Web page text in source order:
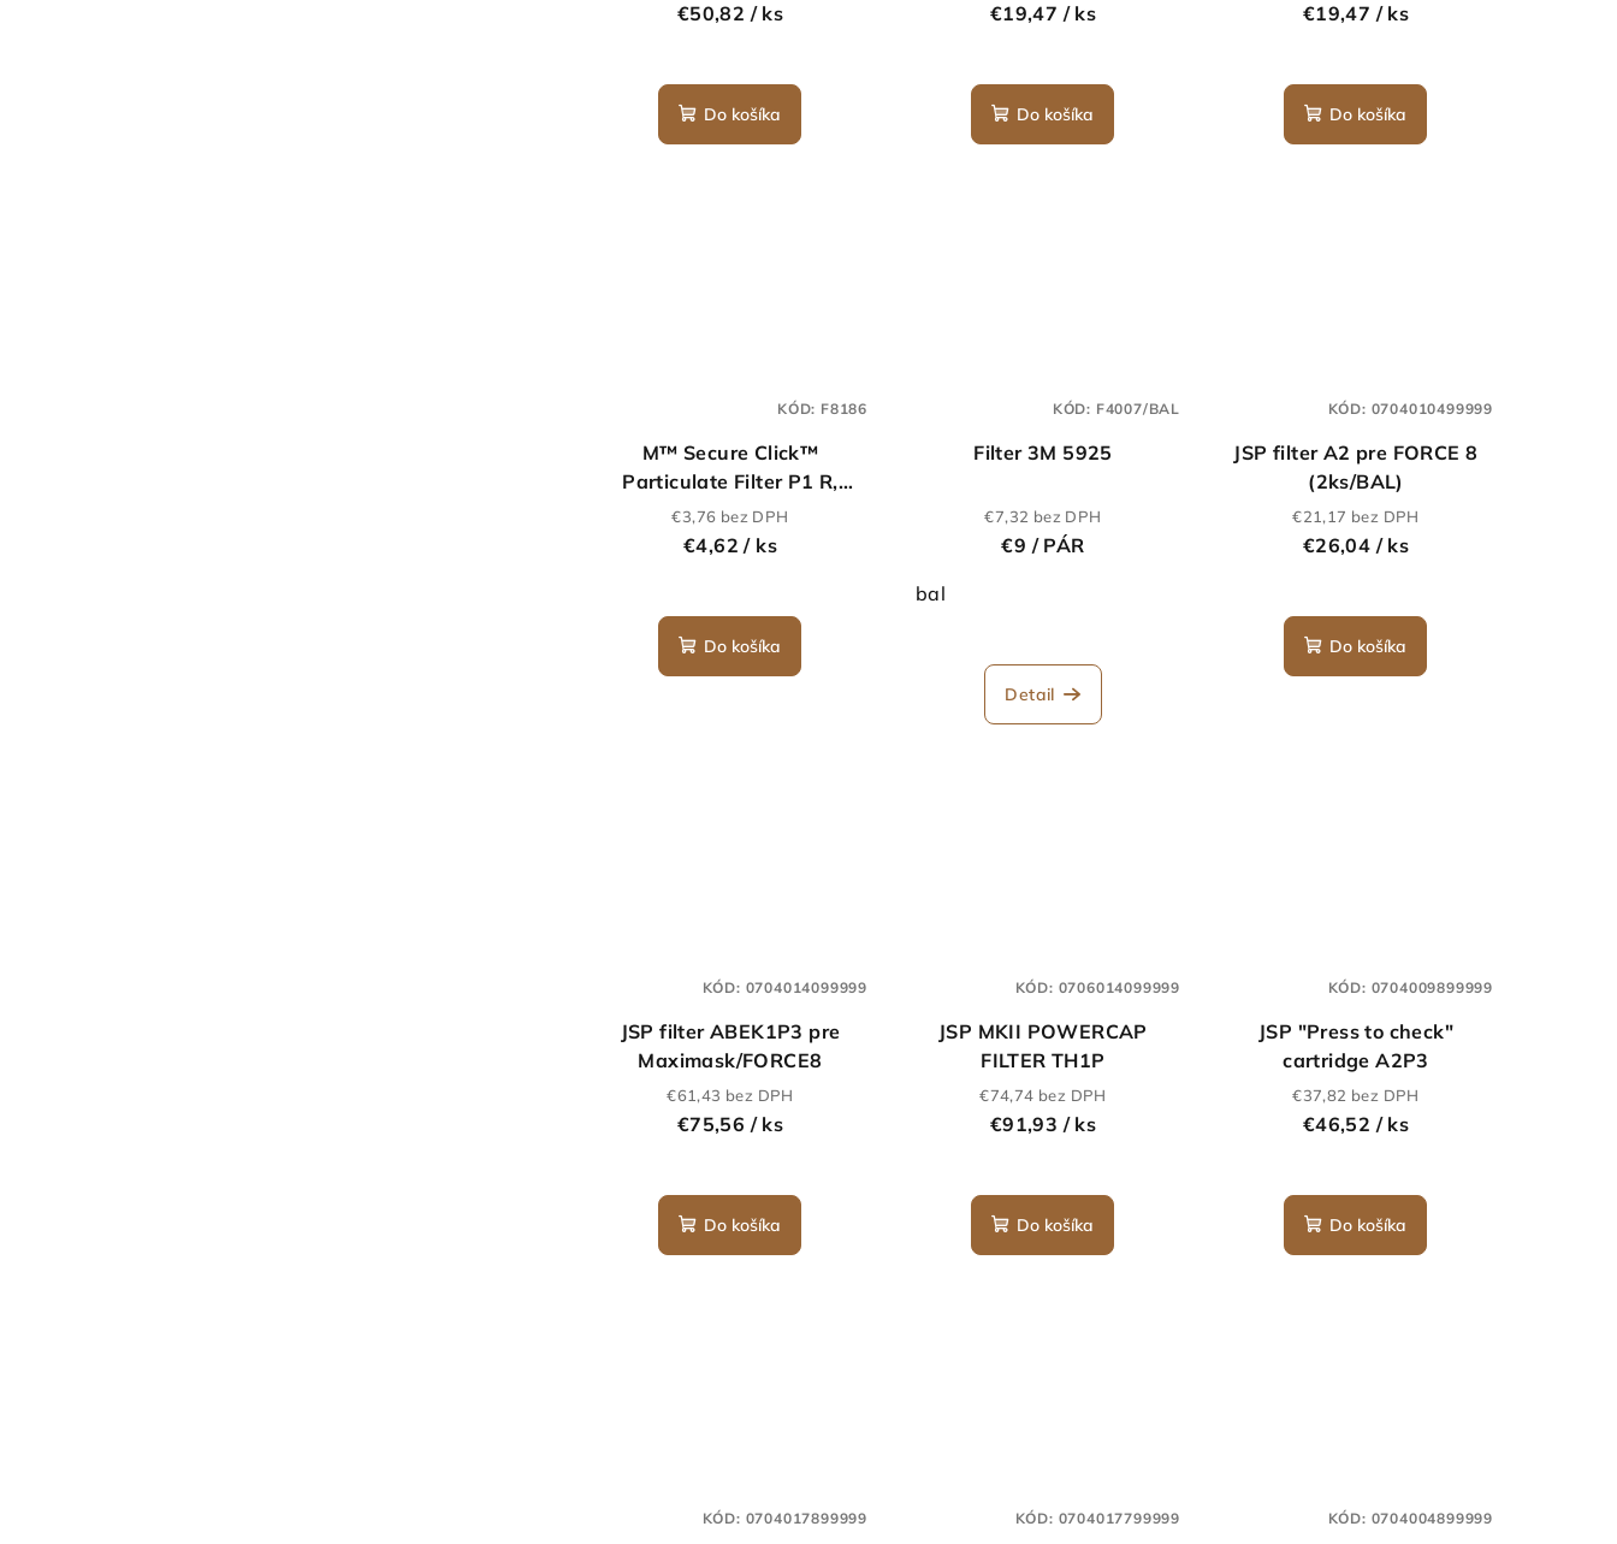
€50,82 / ks
Do košíka
€19,47 / ks
Do košíka
€19,47 / ks
Do košíka
M™ Secure Click™
Particulate Filter P1 R,
D7915, balení 4 ks
€3,76 bez DPH
€4,62/ ks
Do košíka
KÓD: F8186
Filter 3M 5925
€7,32 bez DPH
€9 / PÁR
bal
Detail
KÓD: F4007/BAL
JSP filter A2 pre FORCE 8
(2ks/BAL)
€21,17 bez DPH
€26,04 / ks
Do košíka
KÓD: 0704010499999
JSP filter ABEK1P3 pre
Maximask/FORCE8
€61,43 bez DPH
€75,56 / ks
Do košíka
KÓD: 0704014099999
JSP MKII POWERCAP
FILTER TH1P
€74,74 bez DPH
€91,93 / ks
Do košíka
KÓD: 0706014099999
JSP "Press to check"
cartridge A2P3
€37,82 bez DPH
€46,52 / ks
Do košíka
KÓD: 0704009899999
KÓD: 0704017899999 KÓD: 0704017799999 KÓD: 0704004899999